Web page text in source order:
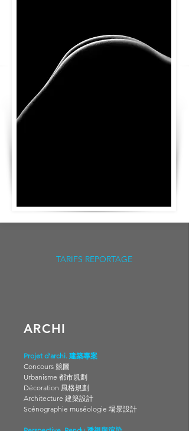
TARIFS REPORTAGE
ARCHI
Projet d'archi. 建築專案
Concours 競圖
Urbanisme 都市規劃
Décoration 風格規劃
Architecture 建築設計
Scénographie muséologie 場景設計